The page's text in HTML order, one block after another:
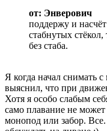
от: Энверович
поддержу и
стабнутых
без стаба.
Я когда начал снимать
выяснил, что при
Хотя я особо слабым
само плавание не
монопод или забор.